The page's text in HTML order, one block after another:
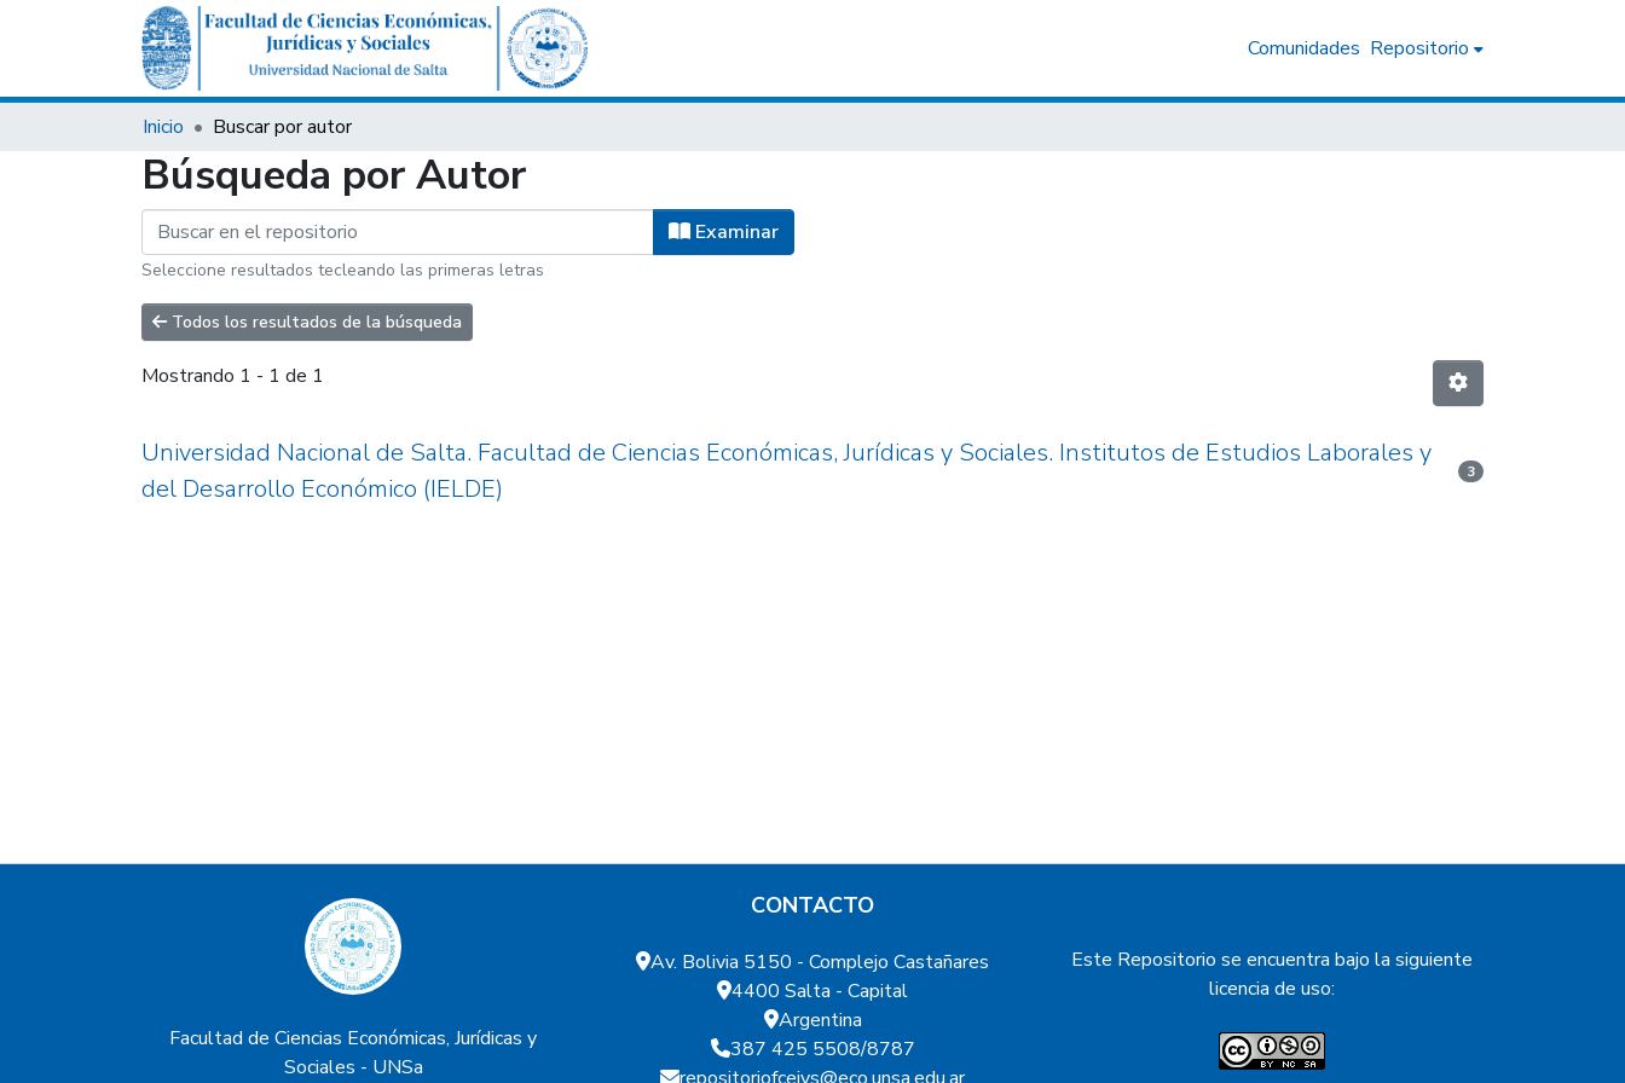
Comunidades Repositorio
Inicio Buscar por autor
Búsqueda por Autor
Examinar
Seleccione resultados tecleando las primeras letras
Todos los resultados de la búsqueda
Mostrando 1 - 1 de 1
Universidad Nacional de Salta. Facultad de Ciencias Económicas, Jurídicas y Sociales. Institutos de Estudios Laborales y
del Desarrollo Económico (IELDE)
3
Facultad de Ciencias Económicas, Jurídicas y
Sociales - UNSa
CONTACTO
Av. Bolivia 5150 - Complejo Castañares
4400 Salta - Capital
Argentina
387 425 5508/8787
Este Repositorio se encuentra bajo la siguiente
licencia de uso: